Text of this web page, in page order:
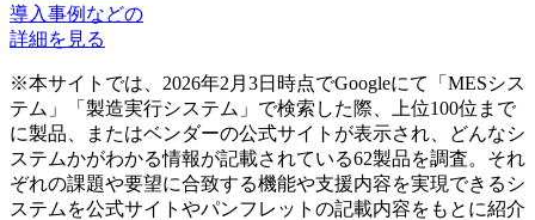
導入事例などの
詳細を見る
※本サイトでは、2026年2月3日時点でGoogleにて「MESシス
テム」「製造実行システム」で検索した際、上位100位まで
に製品、またはベンダーの公式サイトが表示され、どんなシ
ステムかがわかる情報が記載されている62製品を調査。それ
ぞれの課題や要望に合致する機能や支援内容を実現できるシ
ステムを公式サイトやパンフレットの記載内容をもとに紹介